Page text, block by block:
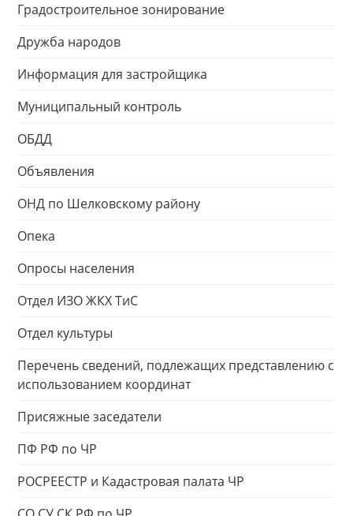
Градостроительное зонирование
Дружба народов
Информация для застройщика
Муниципальный контроль
ОБДД
Объявления
ОНД по Шелковскому району
Опека
Опросы населения
Отдел ИЗО ЖКХ ТиС
Отдел культуры
Перечень сведений, подлежащих представлению с
использованием координат
Присяжные заседатели
ПФ РФ по ЧР
РОСРЕЕСТР и Кадастровая палата ЧР